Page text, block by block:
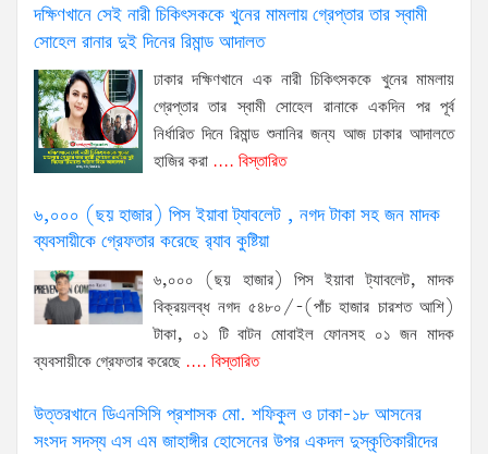
দক্ষিণখানে সেই নারী চিকিৎসককে খুনের মামলায় গ্রেপ্তার তার স্বামী
সোহেল রানার দুই দিনের রিমান্ড আদালত
ঢাকার দক্ষিণখানে এক নারী চিকিৎসককে খুনের মামলায়
গ্রেপ্তার তার স্বামী সোহেল রানাকে একদিন পর পূর্ব
নির্ধারিত দিনে রিমান্ড শুনানির জন্য আজ ঢাকার আদালতে
হাজির করা .... বিস্তারিত
৬,০০০ (ছয় হাজার) পিস ইয়াবা ট্যাবলেট , নগদ টাকা সহ জন মাদক
ব্যবসায়ীকে গ্রেফতার করেছে র‌্যাব কুষ্টিয়া
৬,০০০ (ছয় হাজার) পিস ইয়াবা ট্যাবলেট, মাদক
বিক্রয়লব্ধ নগদ ৫৪৮০/-(পাঁচ হাজার চারশত আশি)
টাকা, ০১ টি বাটন মোবাইল ফোনসহ ০১ জন মাদক
ব্যবসায়ীকে গ্রেফতার করেছে .... বিস্তারিত
উত্তরখানে ডিএনসিসি প্রশাসক মো. শফিকুল ও ঢাকা-১৮ আসনের
সংসদ সদস্য এস এম জাহাঙ্গীর হোসেনের উপর একদল দুস্কৃতিকারীদের